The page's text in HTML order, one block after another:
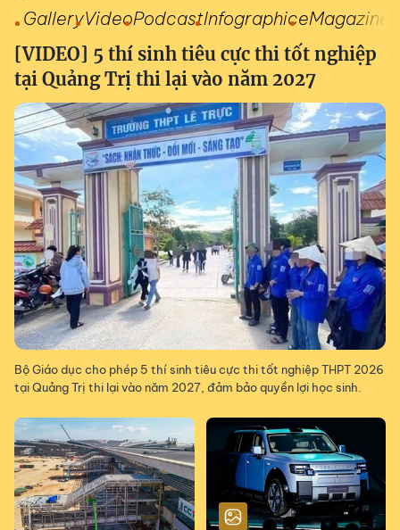
GalleryVideoPodcastInfographiceMagazine
[VIDEO] 5 thí sinh tiêu cực thi tốt nghiệp
tại Quảng Trị thi lại vào năm 2027
Bộ Giáo dục cho phép 5 thí sinh tiêu cực thi tốt nghiệp THPT 2026
tại Quảng Trị thi lại vào năm 2027, đảm bảo quyền lợi học sinh.